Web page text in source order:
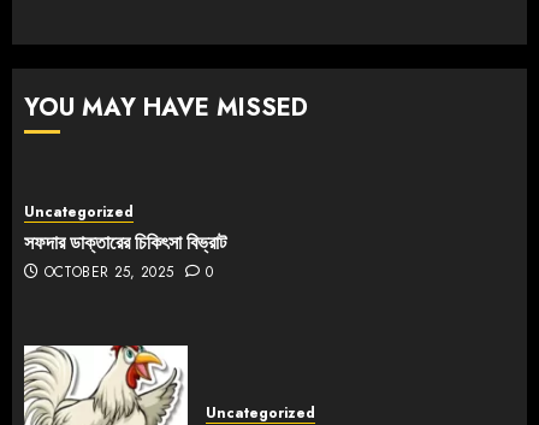
YOU MAY HAVE MISSED
Uncategorized
সফদার ডাক্তারের চিকিৎসা বিভ্রাট
OCTOBER 25, 2025 0
Uncategorized